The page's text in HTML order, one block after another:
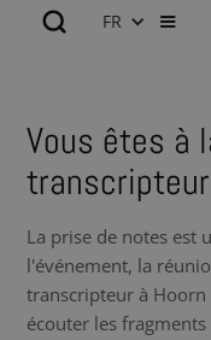
FR
Vous êtes à
La prise de notes est
l'événement, la
transcripteur à Hoorn
écouter les